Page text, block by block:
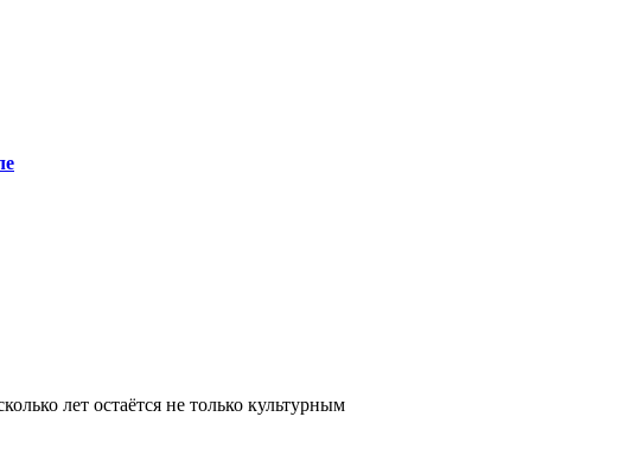
лет остаётся не только культурным